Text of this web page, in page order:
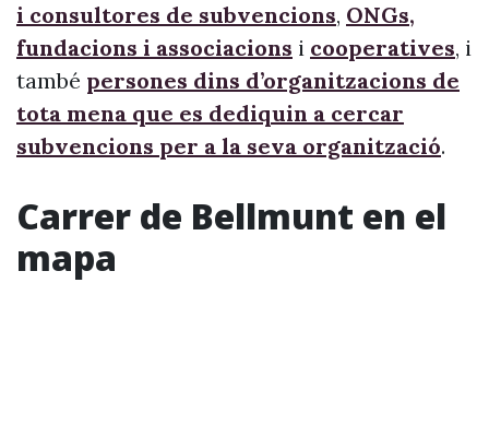
i consultores de subvencions, ONGs,
fundacions i associacions i cooperatives, i
també persones dins d’organitzacions de
tota mena que es dediquin a cercar
subvencions per a la seva organització.
Carrer de Bellmunt en el
mapa